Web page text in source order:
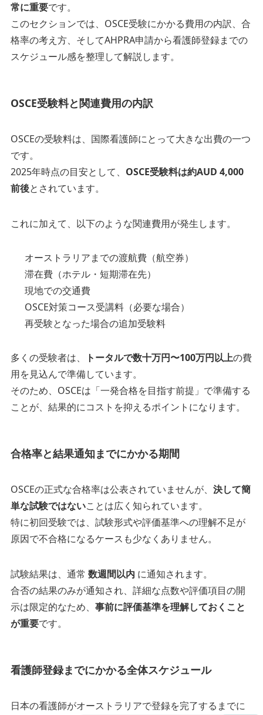
常に重要です。
このセクションでは、OSCE受験にかかる費用の内訳、合
格率の考え方、そしてAHPRA申請から看護師登録までの
スケジュール感を整理して解説します。
OSCE受験料と関連費用の内訳
OSCEの受験料は、国際看護師にとって大きな出費の一つ
です。
2025年時点の目安として、 OSCE受験料は約AUD 4,000
前後とされています。
これに加えて、以下のような関連費用が発生します。
オーストラリアまでの渡航費（航空券）
滞在費（ホテル・短期滞在先）
現地での交通費
OSCE対策コース受講料（必要な場合）
再受験となった場合の追加受験料
多くの受験者は、 トータルで数十万円〜100万円以上の費
用を見込んで準備しています。
そのため、OSCEは「一発合格を目指す前提」で準備する
ことが、結果的にコストを抑えるポイントになります。
合格率と結果通知までにかかる期間
OSCEの正式な合格率は公表されていませんが、 決して簡
単な試験ではないことは広く知られています。
特に初回受験では、試験形式や評価基準への理解不足が
原因で不合格になるケースも少なくありません。
試験結果は、通常 数週間以内 に通知されます。
合否の結果のみが通知され、詳細な点数や評価項目の開
示は限定的なため、 事前に評価基準を理解しておくこと
が重要です。
看護師登録までにかかる全体スケジュール
日本の看護師がオーストラリアで登録を完了するまでに